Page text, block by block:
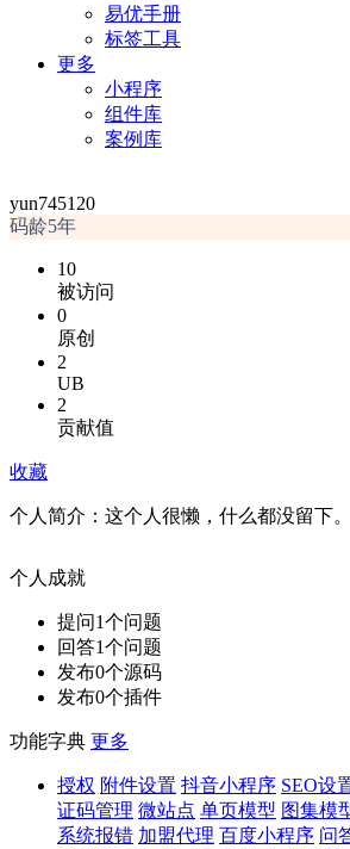
易优手册
标签工具
更多
小程序
组件库
案例库
yun745120
码龄5年
10
被访问
0
原创
2
UB
2
贡献值
收藏
个人简介： 这个人很懒，什么都没留下。
个人成就
提问1个问题
回答1个问题
发布0个源码
发布0个插件
功能字典 更多
授权 附件设置 抖音小程序 SEO设
证码管理 微站点 单页模型 图集模
系统报错 加盟代理 百度小程序 问